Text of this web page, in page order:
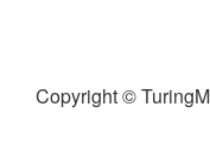
Copyright ©